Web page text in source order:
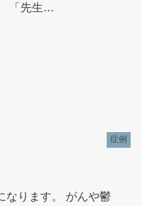
「先生…
症例
なります。 がんや鬱